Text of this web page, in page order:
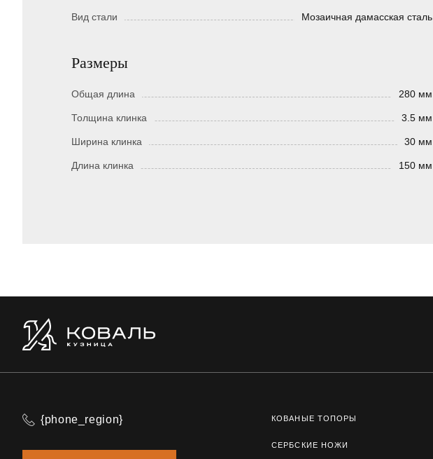
Вид стали Мозаичная дамасская сталь
Размеры
Общая длина 280 мм
Толщина клинка 3.5 мм
Ширина клинка 30 мм
Длина клинка 150 мм
{phone_region} КОВАНЫЕ ТОПОРЫ
СЕРБСКИЕ НОЖИ